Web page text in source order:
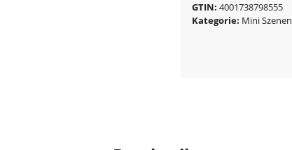
GTIN 4001738798555
Kategorie Mini Szenen